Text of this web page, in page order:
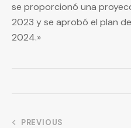
se proporcionó una
2023 y se aprobó el plan
2024.»
PREVIOUS